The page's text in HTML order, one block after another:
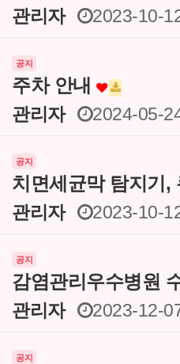
관리자
2023-10-
공지
주차 안내
관리자
2024-05-
공지
치면세균막 탐지기,
관리자
2023-10-
공지
감염관리우수병원
관리자
2023-12-
공지